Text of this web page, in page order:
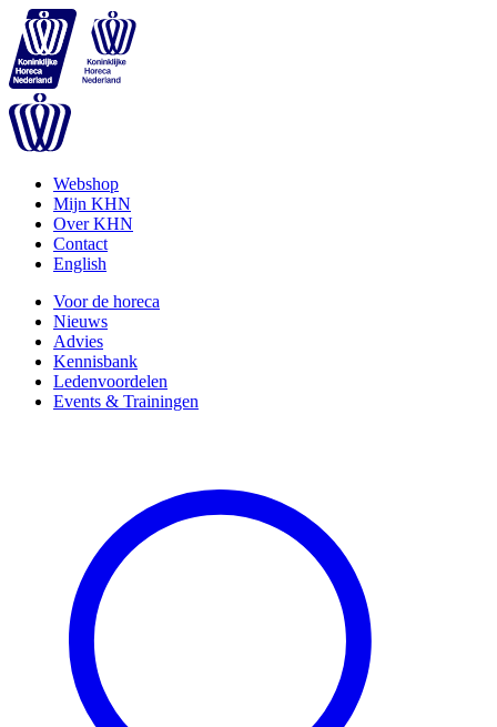
Webshop
Mijn KHN
Over KHN
Contact
English
Voor de horeca
Nieuws
Advies
Kennisbank
Ledenvoordelen
Events & Trainingen